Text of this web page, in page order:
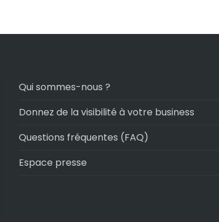
Qui sommes-nous ?
Donnez de la visibilité à votre business
Questions fréquentes (FAQ)
Espace presse